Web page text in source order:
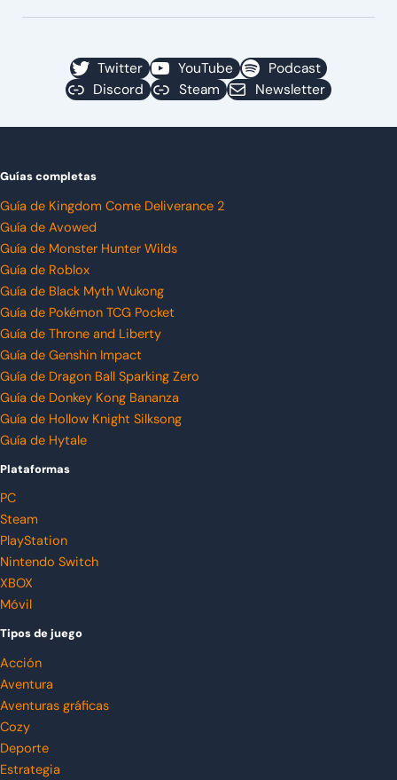
Twitter YouTube
Podcast
Discord
Steam Newsletter
Guías completas
Guía de Kingdom Come Deliverance 2
Guía de Avowed
Guía de Monster Hunter Wilds
Guía de Roblox
Guía de Black Myth Wukong
Guía de Pokémon TCG Pocket
Guía de Throne and Liberty
Guía de Genshin Impact
Guía de Dragon Ball Sparking Zero
Guía de Donkey Kong Bananza
Guía de Hollow Knight Silksong
Guía de Hytale
Plataformas
PC
Steam
PlayStation
Nintendo Switch
XBOX
Móvil
Tipos de juego
Acción
Aventura
Aventuras gráficas
Cozy
Deporte
Estrategia